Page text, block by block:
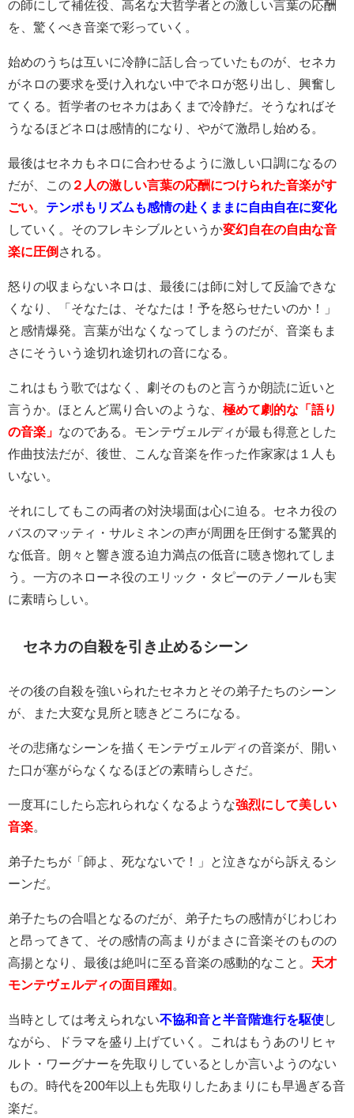
の師にして補佐役、高名な大哲学者との激しい言葉の応酬
を、驚くべき音楽で彩っていく。
始めのうちは互いに冷静に話し合っていたものが、セネカ
がネロの要求を受け入れない中でネロが怒り出し、興奮し
てくる。哲学者のセネカはあくまで冷静だ。そうなればそ
うなるほどネロは感情的になり、やがて激昂し始める。
最後はセネカもネロに合わせるように激しい口調になるの
だが、この ２人の激しい言葉の応酬につけられた音楽がす
ごい
テンポもリズムも感情の赴くままに自由自在に変化
していく。そのフレキシブルというか変幻自在の自由な音
楽に圧倒 される。
怒りの収まらないネロは、最後には師に対して反論できな
くなり、「そなたは、そなたは！予を怒らせたいのか！」
と感情爆発。言葉が出なくなってしまうのだが、音楽もま
さにそういう途切れ途切れの音になる。
これはもう歌ではなく、劇そのものと言うか朗読に近いと
言うか。ほとんど罵り合いのような、 極めて劇的な「語り
の音楽」 なのである。モンテヴェルディが最も得意とした
作曲技法だが、後世、こんな音楽を作った作家家は１人も
いない。
それにしてもこの両者の対決場面は心に迫る。セネカ役の
バスのマッティ・サルミネンの声が周囲を圧倒する驚異的
な低音。朗々と響き渡る迫力満点の低音に聴き惚れてしま
う。一方のネローネ役のエリック・タピーのテノールも実
に素晴らしい。
セネカの自殺を引き止めるシーン
その後の自殺を強いられたセネカとその弟子たちのシーン
が、また大変な見所と聴きどころになる。
その悲痛なシーンを描くモンテヴェルディの音楽が、開い
た口が塞がらなくなるほどの素晴らしさだ。
一度耳にしたら忘れられなくなるような強烈にして美しい
音楽
弟子たちが「師よ、死なないで！」と泣きながら訴えるシ
ーンだ。
弟子たちの合唱となるのだが、弟子たちの感情がじわじわ
と昂ってきて、その感情の高まりがまさに音楽そのものの
高揚となり、 最後は絶叫に至る音楽の感動的なこと。 天才
モンテヴェルディの面目躍如
当時としては考えられない不協和音と半音階進行を駆使し
ながら、ドラマを盛り上げていく。これはもうあのリヒャ
ルト・ワーグナーを先取りしているとしか言いようのない
もの。時代を200年以上も先取りしたあまりにも早過ぎる音
楽だ。